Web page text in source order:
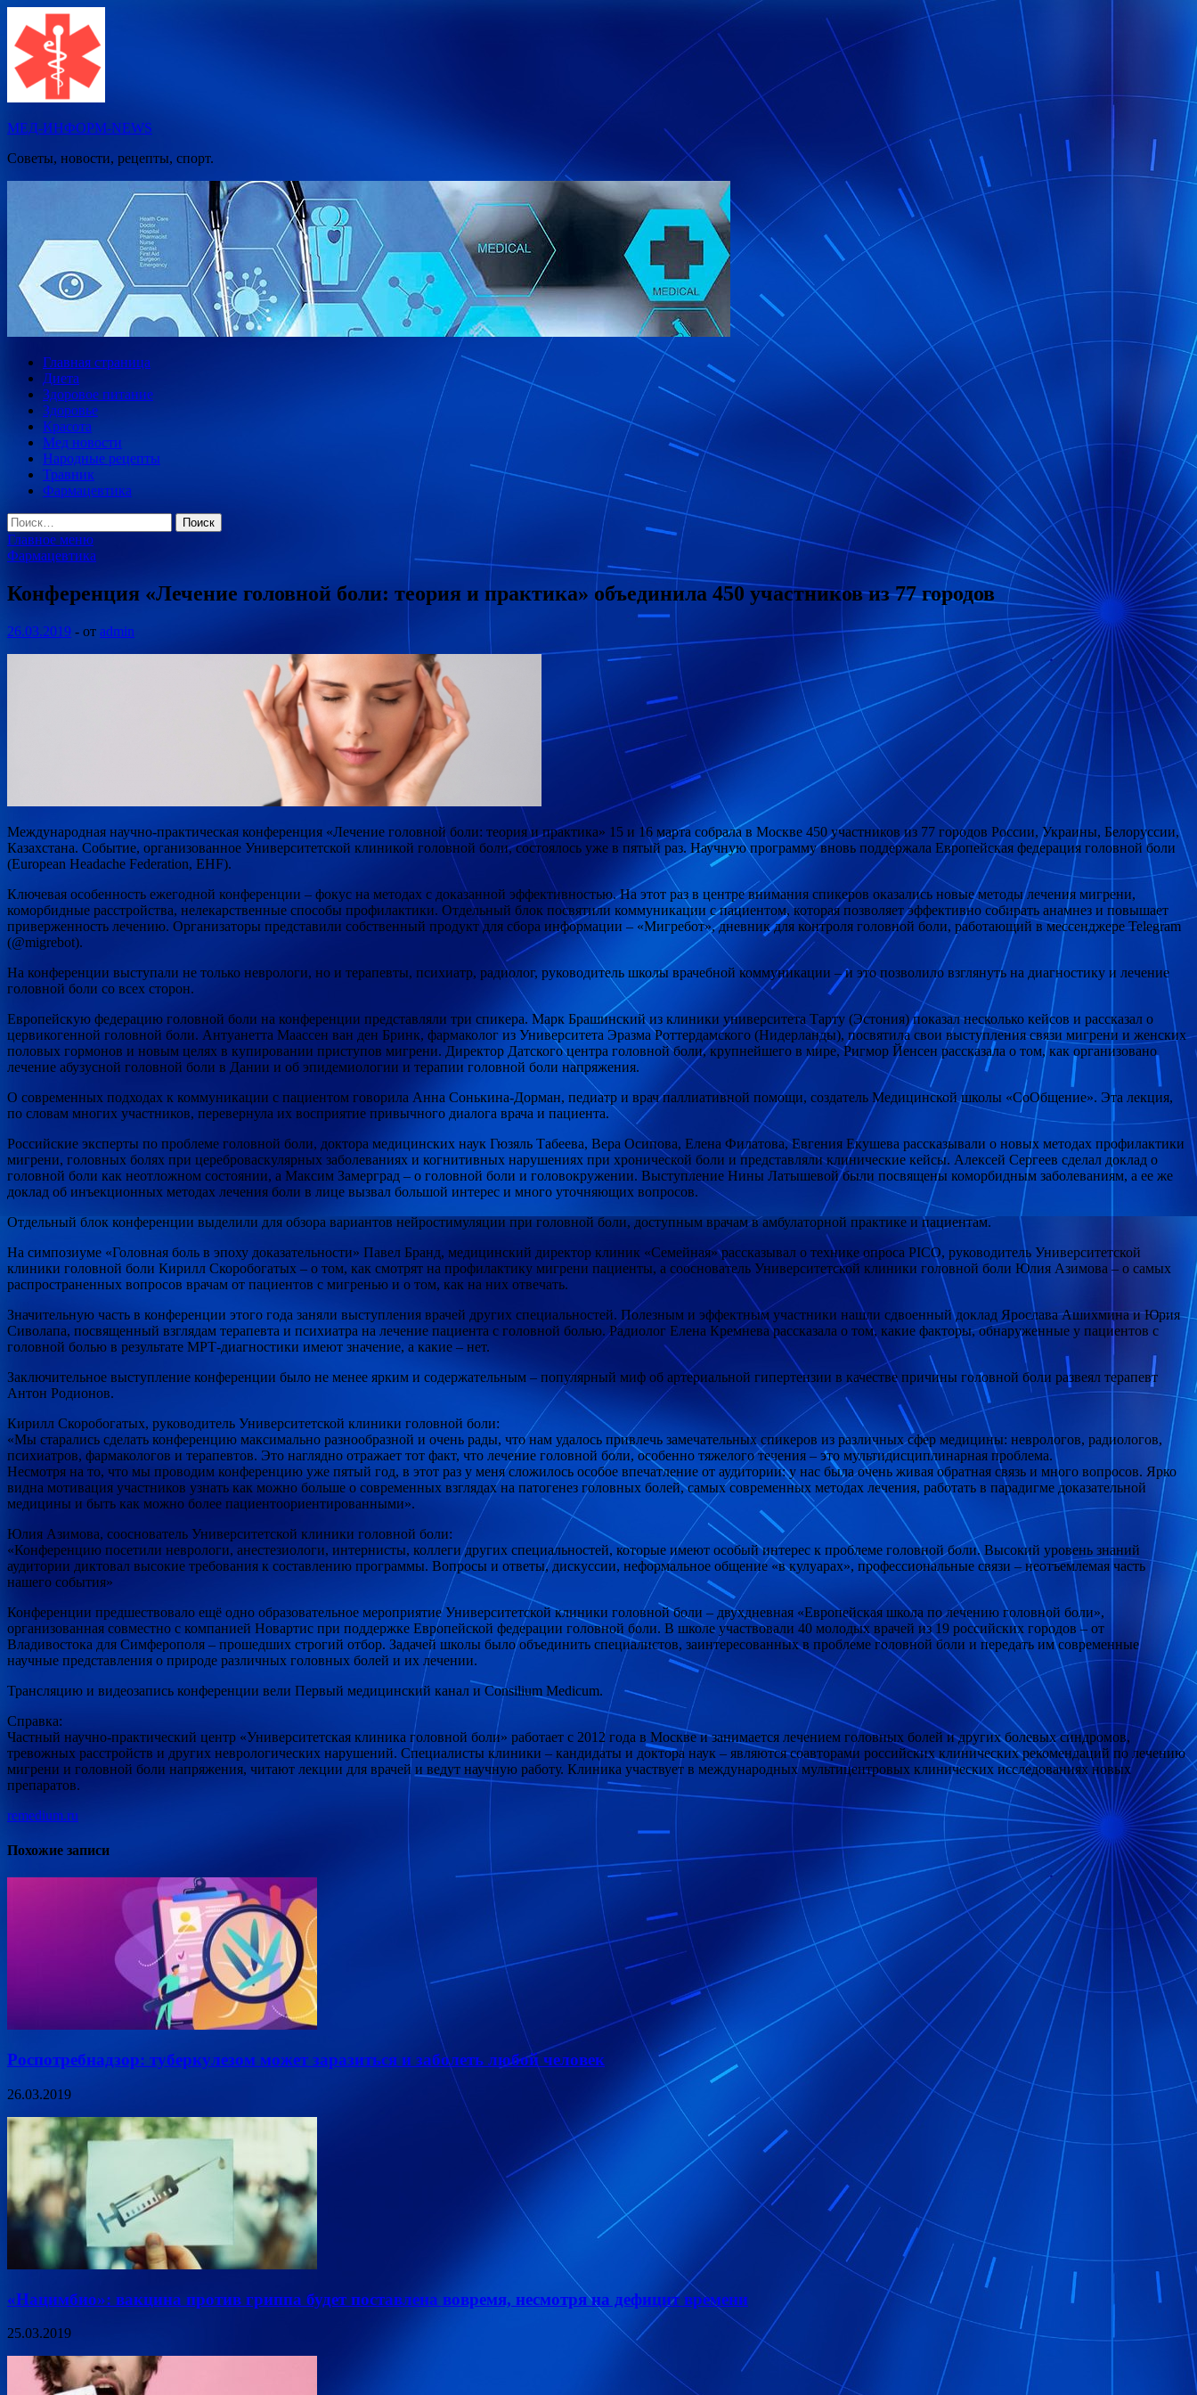
Перейти
содержимому
МЕД-ИНФОРМ-NEWS
Советы, новости, рецепты, спорт.
Главная страница
Диета
Здоровое питание
Здоровье
Красота
Мед новости
Народные рецепты
Травник
Фармацевтика
Найти:
Главное меню
Фармацевтика
Конференция «Лечение головной боли: теория и практика» объединила 450 участников из 77 городов
26.03.2019 - от admin
Международная научно-практическая конференция «Лечение головной боли: теория и практика» 15 и 16 марта собрала в Москве 450 участников из 77 городов России, Украины, Белоруссии,
Казахстана. Событие, организованное Университетской клиникой головной боли, состоялось уже в пятый раз. Научную программу вновь поддержала Европейская федерация головной боли
(European Headache Federation, EHF).
Ключевая особенность ежегодной конференции – фокус на методах с доказанной эффективностью. На этот раз в центре внимания спикеров оказались новые методы лечения мигрени,
коморбидные расстройства, нелекарственные способы профилактики. Отдельный блок посвятили коммуникации с пациентом, которая позволяет эффективно собирать анамнез и повышает
приверженность лечению. Организаторы представили собственный продукт для сбора информации – «Мигребот», дневник для контроля головной боли, работающий в мессенджере Telegram
(@migrebot).
На конференции выступали не только неврологи, но и терапевты, психиатр, радиолог, руководитель школы врачебной коммуникации – и это позволило взглянуть на диагностику и лечение
головной боли со всех сторон.
Европейскую федерацию головной боли на конференции представляли три спикера. Марк Брашинский из клиники университета Тарту (Эстония) показал несколько кейсов и рассказал о
цервикогенной головной боли. Антуанетта Маассен ван ден Бринк, фармаколог из Университета Эразма Роттердамского (Нидерланды), посвятила свои выступления связи мигрени и женских
половых гормонов и новым целях в купировании приступов мигрени. Директор Датского центра головной боли, крупнейшего в мире, Ригмор Йенсен рассказала о том, как организовано
лечение абузусной головной боли в Дании и об эпидемиологии и терапии головной боли напряжения.
О современных подходах к коммуникации с пациентом говорила Анна Сонькина-Дорман, педиатр и врач паллиативной помощи, создатель Медицинской школы «СоОбщение». Эта лекция,
по словам многих участников, перевернула их восприятие привычного диалога врача и пациента.
Российские эксперты по проблеме головной боли, доктора медицинских наук Гюзяль Табеева, Вера Осипова, Елена Филатова, Евгения Екушева рассказывали о новых методах профилактики
мигрени, головных болях при цереброваскулярных заболеваниях и когнитивных нарушениях при хронической боли и представляли клинические кейсы. Алексей Сергеев сделал доклад о
головной боли как неотложном состоянии, а Максим Замерград – о головной боли и головокружении. Выступление Нины Латышевой были посвящены коморбидным заболеваниям, а ее же
доклад об инъекционных методах лечения боли в лице вызвал большой интерес и много уточняющих вопросов.
Отдельный блок конференции выделили для обзора вариантов нейростимуляции при головной боли, доступным врачам в амбулаторной практике и пациентам.
На симпозиуме «Головная боль в эпоху доказательности» Павел Бранд, медицинский директор клиник «Семейная» рассказывал о технике опроса PICO, руководитель Университетской
клиники головной боли Кирилл Скоробогатых – о том, как смотрят на профилактику мигрени пациенты, а сооснователь Университетской клиники головной боли Юлия Азимова – о самых
распространенных вопросов врачам от пациентов с мигренью и о том, как на них отвечать.
Значительную часть в конференции этого года заняли выступления врачей других специальностей. Полезным и эффектным участники нашли сдвоенный доклад Ярослава Ашихмина и Юрия
Сиволапа, посвященный взглядам терапевта и психиатра на лечение пациента с головной болью. Радиолог Елена Кремнева рассказала о том, какие факторы, обнаруженные у пациентов с
головной болью в результате МРТ-диагностики имеют значение, а какие – нет.
Заключительное выступление конференции было не менее ярким и содержательным – популярный миф об артериальной гипертензии в качестве причины головной боли развеял терапевт
Антон Родионов.
Кирилл Скоробогатых, руководитель Университетской клиники головной боли:
«Мы старались сделать конференцию максимально разнообразной и очень рады, что нам удалось привлечь замечательных спикеров из различных сфер медицины: неврологов, радиологов,
психиатров, фармакологов и терапевтов. Это наглядно отражает тот факт, что лечение головной боли, особенно тяжелого течения – это мультидисциплинарная проблема.
Несмотря на то, что мы проводим конференцию уже пятый год, в этот раз у меня сложилось особое впечатление от аудитории: у нас была очень живая обратная связь и много вопросов. Ярко
видна мотивация участников узнать как можно больше о современных взглядах на патогенез головных болей, самых современных методах лечения, работать в парадигме доказательной
медицины и быть как можно более пациентоориентированными».
Юлия Азимова, сооснователь Университетской клиники головной боли:
«Конференцию посетили неврологи, анестезиологи, интернисты, коллеги других специальностей, которые имеют особый интерес к проблеме головной боли. Высокий уровень знаний
аудитории диктовал высокие требования к составлению программы. Вопросы и ответы, дискуссии, неформальное общение «в кулуарах», профессиональные связи – неотъемлемая часть
нашего события»
Конференции предшествовало ещё одно образовательное мероприятие Университетской клиники головной боли – двухдневная «Европейская школа по лечению головной боли»,
организованная совместно с компанией Новартис при поддержке Европейской федерации головной боли. В школе участвовали 40 молодых врачей из 19 российских городов – от
Владивостока для Симферополя – прошедших строгий отбор. Задачей школы было объединить специалистов, заинтересованных в проблеме головной боли и передать им современные
научные представления о природе различных головных болей и их лечении.
Трансляцию и видеозапись конференции вели Первый медицинский канал и Consilium Medicum.
Справка:
Частный научно-практический центр «Университетская клиника головной боли» работает с 2012 года в Москве и занимается лечением головных болей и других болевых синдромов,
тревожных расстройств и других неврологических нарушений. Специалисты клиники – кандидаты и доктора наук – являются соавторами российских клинических рекомендаций по лечению
мигрени и головной боли напряжения, читают лекции для врачей и ведут научную работу. Клиника участвует в международных мультицентровых клинических исследованиях новых
препаратов.
remedium.ru
Похожие записи
Роспотребнадзор: туберкулезом может заразиться и заболеть любой человек
26.03.2019
«Нацимбио»: вакцина против гриппа будет поставлена вовремя, несмотря на дефицит времени
25.03.2019